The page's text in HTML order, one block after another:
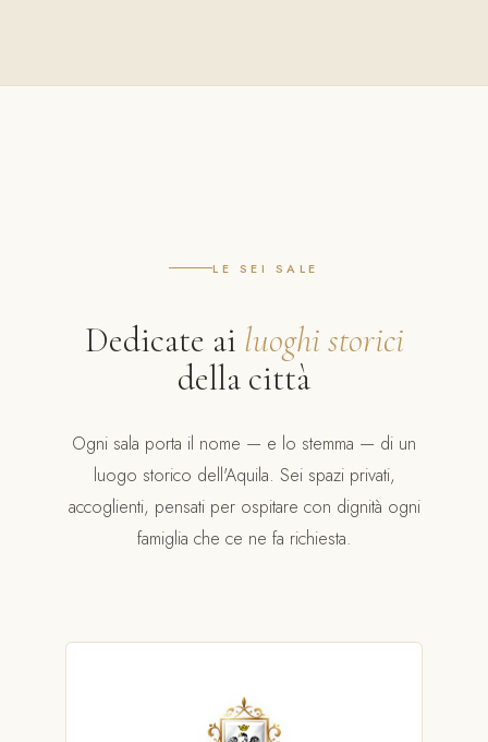
LE SEI SALE
Dedicate ai luoghi storici
della città
Ogni sala porta il nome — e lo stemma — di un
luogo storico dell'Aquila. Sei spazi privati,
accoglienti, pensati per ospitare con dignità ogni
famiglia che ce ne fa richiesta.